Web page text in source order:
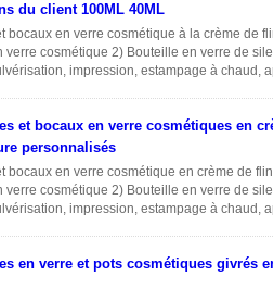
du client 100ML 40ML
bocaux en verre cosmétique à la crème de
verre cosmétique 2) Bouteille en verre de
impression, estampage à chaud,
et bocaux en verre cosmétiques en
personnalisés
bocaux en verre cosmétique en crème de
verre cosmétique 2) Bouteille en verre de
impression, estampage à chaud,
en verre et pots cosmétiques givrés